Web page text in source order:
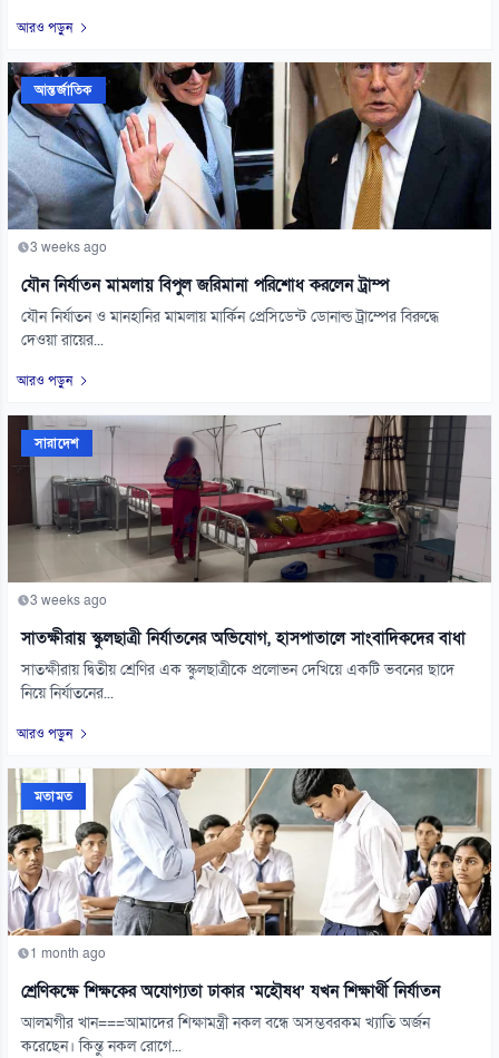
আরও পড়ুন
আন্তর্জাতিক
3 weeks ago
যৌন নির্যাতন মামলায় বিপুল জরিমানা পরিশোধ করলেন ট্রাম্প
যৌন নির্যাতন ও মানহানির মামলায় মার্কিন প্রেসিডেন্ট ডোনাল্ড ট্রাম্পের বিরুদ্ধে
দেওয়া রায়ের...
আরও পড়ুন
সারাদেশ
3 weeks ago
সাতক্ষীরায় স্কুলছাত্রী নির্যাতনের অভিযোগ, হাসপাতালে সাংবাদিকদের বাধা
সাতক্ষীরায় দ্বিতীয় শ্রেণির এক স্কুলছাত্রীকে প্রলোভন দেখিয়ে একটি ভবনের ছাদে
নিয়ে নির্যাতনের...
আরও পড়ুন
মতামত
1 month ago
শ্রেণিকক্ষে শিক্ষকের অযোগ্যতা ঢাকার ‘মহৌষধ’ যখন শিক্ষার্থী নির্যাতন
আলমগীর খান===আমাদের শিক্ষামন্ত্রী নকল বন্ধে অসম্ভবরকম খ্যাতি অর্জন
করেছেন। কিন্তু নকল রোগে...